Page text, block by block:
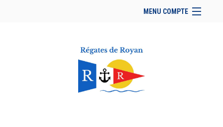
MENU COMPTE
Facebook
Se connecter
Panier (vide